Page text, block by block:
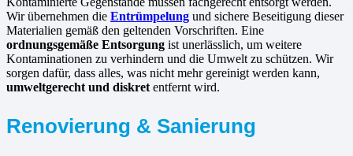
Wir übernehmen die Entrümpelung und sichere Beseitigung dieser
Materialien gemäß den geltenden Vorschriften. Eine
ordnungsgemäße Entsorgung ist unerlässlich, um weitere
Kontaminationen zu verhindern und die Umwelt zu schützen. Wir
sorgen dafür, dass alles, was nicht mehr gereinigt werden kann,
umweltgerecht und diskret entfernt wird.
Renovierung & Sanierung